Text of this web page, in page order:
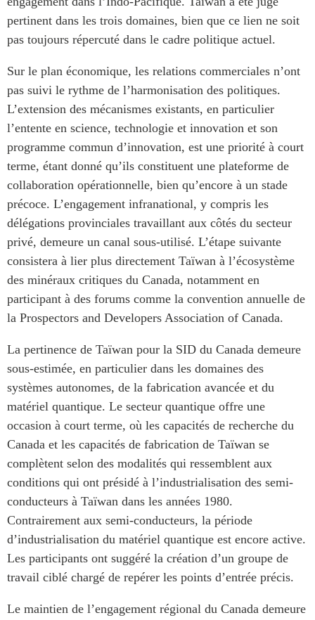
pertinent dans les trois domaines, bien que ce lien ne soit
pas toujours répercuté dans le cadre politique actuel.
Sur le plan économique, les relations commerciales n’ont
pas suivi le rythme de l’harmonisation des politiques.
L’extension des mécanismes existants, en particulier
l’entente en science, technologie et innovation et son
programme commun d’innovation, est une priorité à court
terme, étant donné qu’ils constituent une plateforme de
collaboration opérationnelle, bien qu’encore à un stade
précoce. L’engagement infranational, y compris les
délégations provinciales travaillant aux côtés du secteur
privé, demeure un canal sous-utilisé. L’étape suivante
consistera à lier plus directement Taïwan à l’écosystème
des minéraux critiques du Canada, notamment en
participant à des forums comme la convention annuelle de
la Prospectors and Developers Association of Canada.
La pertinence de Taïwan pour la SID du Canada demeure
sous-estimée, en particulier dans les domaines des
systèmes autonomes, de la fabrication avancée et du
matériel quantique. Le secteur quantique offre une
occasion à court terme, où les capacités de recherche du
Canada et les capacités de fabrication de Taïwan se
complètent selon des modalités qui ressemblent aux
conditions qui ont présidé à l’industrialisation des semi-
conducteurs à Taïwan dans les années 1980.
Contrairement aux semi-conducteurs, la période
d’industrialisation du matériel quantique est encore active.
Les participants ont suggéré la création d’un groupe de
travail ciblé chargé de repérer les points d’entrée précis.
Le maintien de l’engagement régional du Canada demeure